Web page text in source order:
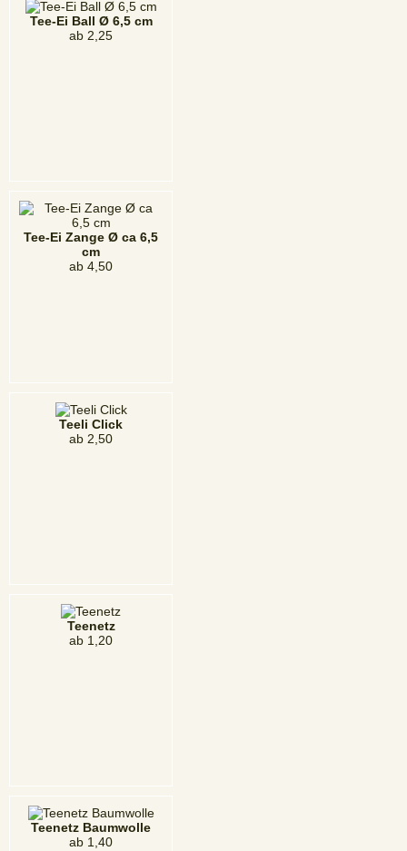
Tee-Ei Ball Ø 6,5 cm
ab 2,25
Tee-Ei Zange Ø ca 6,5
cm
ab 4,50
Teeli Click
ab 2,50
Teenetz
ab 1,20
Teenetz Baumwolle
ab 1,40